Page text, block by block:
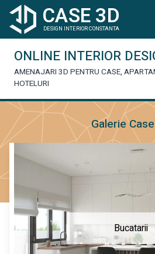
CASE 3D
DESIGN INTERIOR CONSTANTA
ONLINE INTERIOR
AMENAJARI 3D PENTRU CASE,
HOTELURI
Galerie
Bucatarii